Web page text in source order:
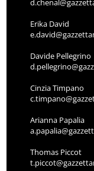
Erika David
Davide Pellegrino
Cinzia Timpano
Arianna Papalia
Thomas Piccot